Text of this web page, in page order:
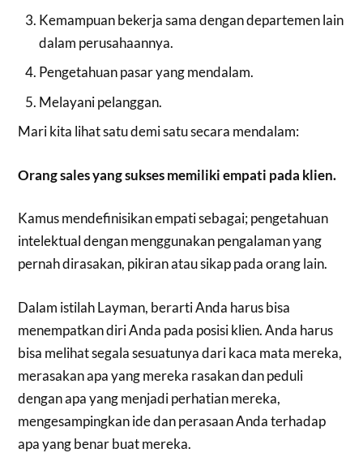
Kemampuan bekerja sama dengan departemen lain
dalam perusahaannya.
Pengetahuan pasar yang mendalam.
Melayani pelanggan.
Mari kita lihat satu demi satu secara mendalam:
Orang sales yang sukses memiliki empati pada klien.
Kamus mendefinisikan empati sebagai; pengetahuan
intelektual dengan menggunakan pengalaman yang
pernah dirasakan, pikiran atau sikap pada orang lain.
Dalam istilah Layman, berarti Anda harus bisa
menempatkan diri Anda pada posisi klien. Anda harus
bisa melihat segala sesuatunya dari kaca mata mereka,
merasakan apa yang mereka rasakan dan peduli
dengan apa yang menjadi perhatian mereka,
mengesampingkan ide dan perasaan Anda terhadap
apa yang benar buat mereka.